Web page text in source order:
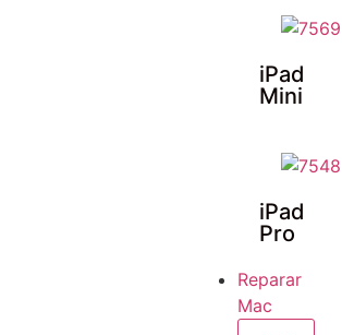
iPad
Mini
iPad
Pro
Reparar
Mac